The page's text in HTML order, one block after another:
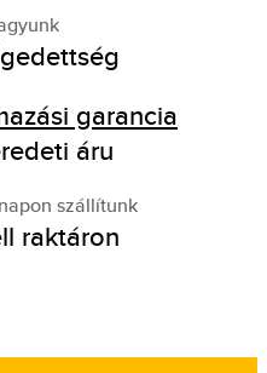
garancia
áru
szállítunk
raktáron